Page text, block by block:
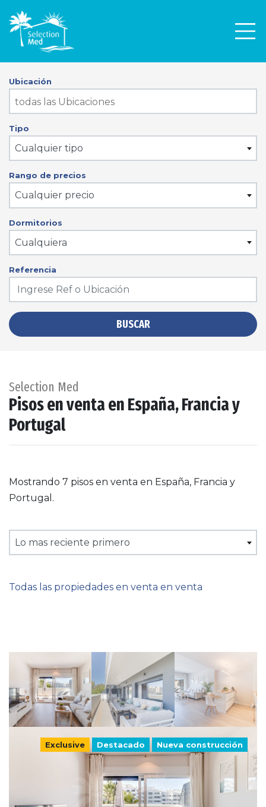
Ubicación
Tipo
Cualquier tipo
Rango de precios
Cualquier precio
Dormitorios
Cualquiera
Referencia
BUSCAR
Selection Med
Pisos en venta en España, Francia y
Portugal
Mostrando 7 pisos en venta en España, Francia y
Portugal.
Lo mas reciente primero
Todas las propiedades en venta en venta
Exclusive Destacado Nueva construcción